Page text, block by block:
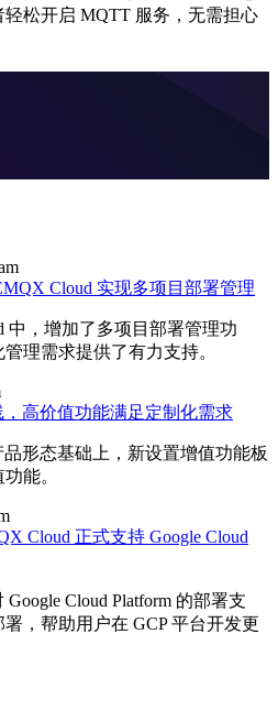
松开启 MQTT 服务，无需担心
Cloud 实现多项目部署管理
中，增加了多项目部署管理功
理需求提供了有力支持。
高价值功能满足定制化需求
形态基础上，新设置增值功能板
能。
Cloud 正式支持 Google Cloud
Cloud Platform 的部署支
，帮助用户在 GCP 平台开发更